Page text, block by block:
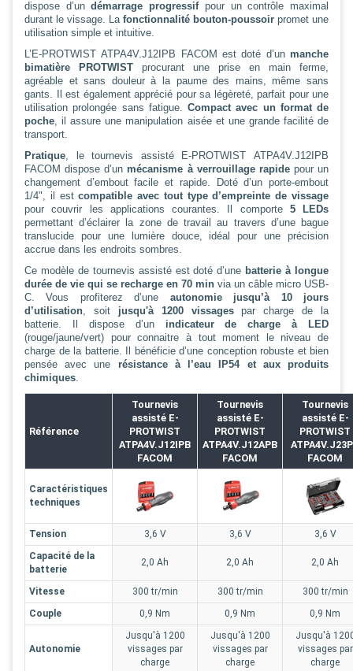
dispose d’undémarrage progressifpour un contrôle maximal
durant le vissage. La fonctionnalité bouton-poussoir promet une
utilisation simple et intuitive.
L’E-PROTWIST ATPA4V.J12IPB FACOM est doté d’un manche
bimatière PROTWIST procurant une prise en main ferme,
agréable et sans douleur à la paume des mains, même sans
gants. Il est également apprécié pour sa légèreté, parfait pour une
utilisation prolongée sans fatigue. Compact avec un format de
poche, il assure une manipulation aisée et une grande facilité de
transport.
Pratique, le tournevis assisté E-PROTWIST ATPA4V.J12IPB
FACOM dispose d’unmécanisme à verrouillage rapidepour un
changement d’embout facile et rapide. Doté d’un porte-embout
1/4", il estcompatible avec tout type d’empreinte de vissage
pour couvrir les applications courantes. Il comporte 5 LEDs
permettant d’éclairer la zone de travail au travers d’une bague
translucide pour une lumière douce, idéal pour une précision
accrue dans les endroits sombres.
Ce modèle de tournevis assisté est doté d’une batterie à longue
durée de vie qui se recharge en 70 min via un câble micro USB-
C. Vous profiterez d’une autonomie jusqu’à 10 jours
d’utilisation, soit jusqu'à 1200 vissagespar charge de la
batterie. Il dispose d’unindicateur de charge à LED
(rouge/jaune/vert) pour connaitre à tout moment le niveau de
charge de la batterie. Il bénéficie d’une conception robuste et bien
pensée avec une résistance à l’eau IP54 et aux produits
chimiques.
Référence
Tournevis
assisté E-
PROTWIST
ATPA4V.J12IPB
FACOM
Tournevis
assisté E-
PROTWIST
ATPA4V.J12APB
FACOM
Tournevis
assisté E-
PROTWIST
FACOM
Caractéristiques
techniques
Tension 3,6 V 3,6 V
3,6 V
Capacité de la
batterie
2,0 Ah 2,0 Ah 2,0 Ah
Vitesse 300 tr/min 300 tr/min
300 tr/min
Couple
0,9 Nm 0,9 Nm 0,9 Nm
Autonomie
Jusqu'à 1200
vissages par
charge
Jusqu'à 1200
vissages par
charge
Jusqu'à
vissages par
charge